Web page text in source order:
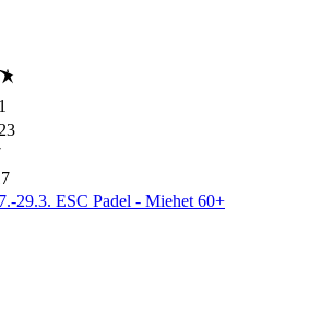
29.3. ESC Padel - Miehet 60+